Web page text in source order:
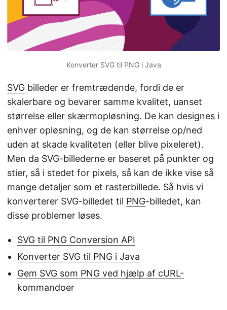
Konverter SVG til PNG i Java
SVG billeder er fremtrædende, fordi de er
skalerbare og bevarer samme kvalitet, uanset
størrelse eller skærmopløsning. De kan designes i
enhver opløsning, og de kan størrelse op/ned
uden at skade kvaliteten (eller blive pixeleret).
Men da SVG-billederne er baseret på punkter og
stier, så i stedet for pixels, så kan de ikke vise så
mange detaljer som et rasterbillede. Så hvis vi
konverterer SVG-billedet til PNG-billedet, kan
disse problemer løses.
SVG til PNG Conversion API
Konverter SVG til PNG i Java
Gem SVG som PNG ved hjælp af cURL-
kommandoer